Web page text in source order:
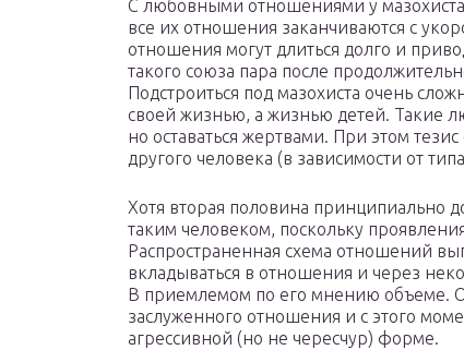
С любовными отношениями у мазохиста
все их отношения заканчиваются с
отношения могут длиться долго и
такого союза пара после
Подстроиться под мазохиста очень
своей жизнью, а жизнью детей. Такие
но оставаться жертвами. При этом
другого человека (в зависимости от
Хотя вторая половина принципиально
таким человеком, поскольку
Распространенная схема отношений
вкладываться в отношения и через
В приемлемом по его мнению объеме.
заслуженного отношения и с этого
агрессивной (но не чересчур) форме.